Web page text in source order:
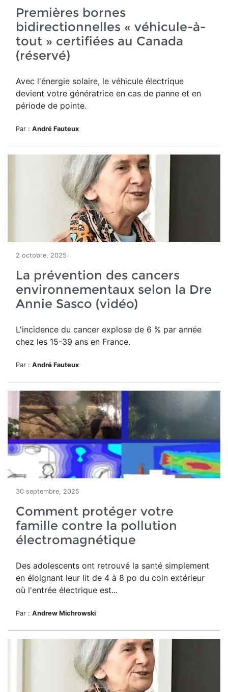
Premières bornes
bidirectionnelles « véhicule-à-
tout » certifiées au Canada
(réservé)
Avec l'énergie solaire, le véhicule électrique
devient votre génératrice en cas de panne et en
période de pointe.
Par : André Fauteux
2 octobre, 2025
La prévention des cancers
environnementaux selon la Dre
Annie Sasco (vidéo)
L'incidence du cancer explose de 6 % par année
chez les 15-39 ans en France.
Par : André Fauteux
30 septembre, 2025
Comment protéger votre
famille contre la pollution
électromagnétique
Des adolescents ont retrouvé la santé simplement
en éloignant leur lit de 4 à 8 po du coin extérieur
où l'entrée électrique est...
Par : Andrew Michrowski